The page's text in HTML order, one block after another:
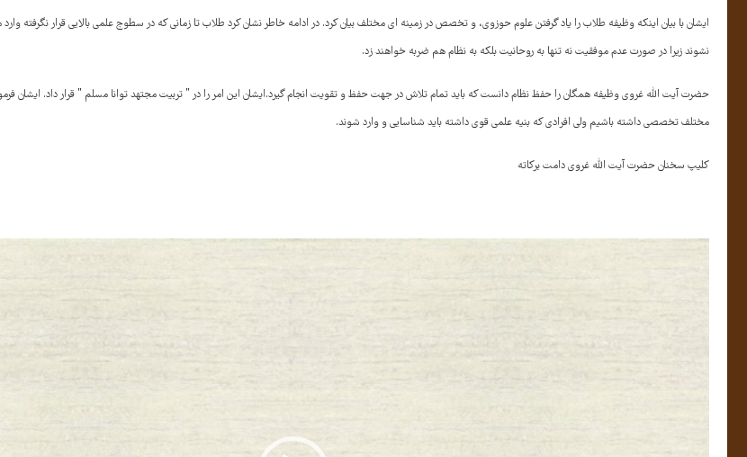
ایشان با بیان اینکه وظیفه طلاب را یاد گرفتن علوم حوزوی، و تخصص در زمینه ای مختلف بیان کرد. در ادامه خاطر نشان کرد طلاب تا زمانی که در سطوج علمی بالایی قرار نگرفته
نشوند زیرا در صورت عدم موفقیت نه تنها به روحانیت بلکه به نظام هم ضربه خواهند زد.
حضرت آیت الله غروی وظیفه همگان را حفظ نظام دانست که باید تمام تلاش در جهت حفظ و تقویت انجام گیرد.ایشان این امر را در ” تربیت مجتهد توانا مسلم ” قرار داد. ایشان
مختلف تخصصی داشته باشیم ولی افرادی که بنیه علمی قوی داشته باید شناسایی و وارد شوند.
کلیپ سخنان حضرت آیت الله غروی دامت برکاته